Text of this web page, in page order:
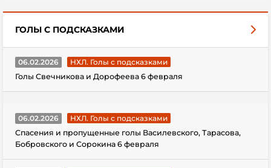
ГОЛЫ С ПОДСКАЗКАМИ
06.02.2026
НХЛ. Голы с подсказками
Голы Свечникова и Дорофеева 6 февраля
06.02.2026
НХЛ. Голы с подсказками
Спасения и пропущенные голы Василевского, Тарасова,
Бобровского и Сорокина 6 февраля